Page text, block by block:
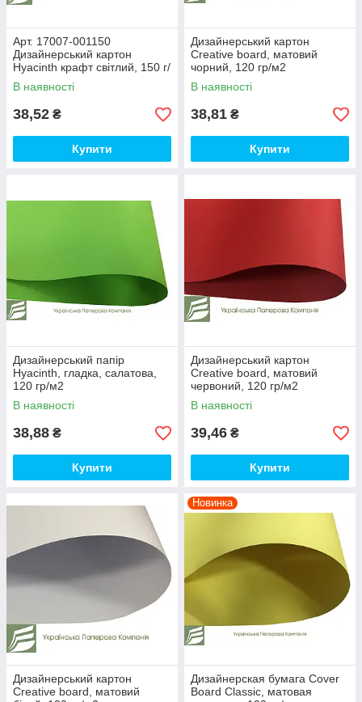
Арт. 17007-001150
Дизайнерський картон
Hyacinth крафт світлий, 150 г/
м2
В наявності
38,52 ₴
Купити
Дизайнерський картон
Creative board, матовий
чорний, 120 гр/м2
В наявності
38,81 ₴
Купити
Дизайнерський папір
Hyacinth, гладка, салатова,
120 гр/м2
В наявності
38,88 ₴
Купити
Дизайнерський картон
Creative board, матовий
червоний, 120 гр/м2
В наявності
39,46 ₴
Купити
Дизайнерський картон
Creative board, матовий
Новинка
Дизайнерская бумага Сover
Board Classic, матовая